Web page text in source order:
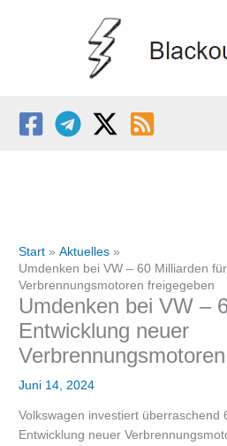
Start
Aktuelles
Umdenken bei VW – 60 Milliarden
Verbrennungsmotoren freigegeben
Umdenken bei VW –
Entwicklung neuer
Juni 14, 2024
Volkswagen investiert überraschend
Entwicklung neuer